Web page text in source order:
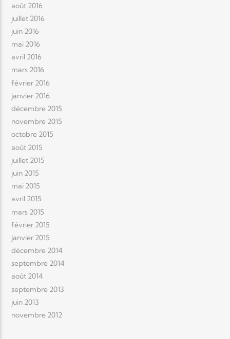
août 2016
juillet 2016
juin 2016
mai 2016
avril 2016
mars 2016
février 2016
janvier 2016
décembre 2015
novembre 2015
octobre 2015
août 2015
juillet 2015
juin 2015
mai 2015
avril 2015
mars 2015
février 2015
janvier 2015
décembre 2014
septembre 2014
août 2014
septembre 2013
juin 2013
novembre 2012